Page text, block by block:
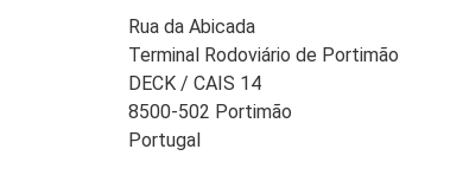
Rua da Abicada
Terminal Rodoviário de Portimão
DECK / CAIS 14
8500-502 Portimão
Portugal